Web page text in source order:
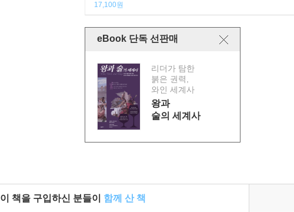
17,100원
eBook 단독 선판매
리더가 탐한
붉은 권력,
와인 세계사
왕과
술의 세계사
이 책을 구입하신 분들이 함께 산 책